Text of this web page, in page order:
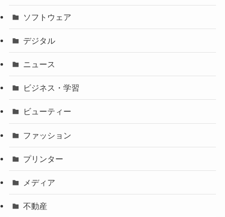
ソフトウェア
デジタル
ニュース
ビジネス・学習
ビューティー
ファッション
プリンター
メディア
不動産